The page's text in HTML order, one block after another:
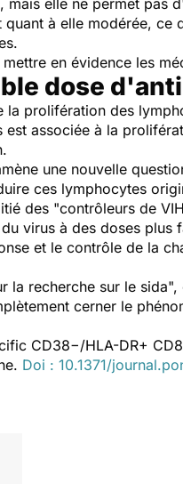
elle ne permet pas
à elle modérée,
en évidence les
dose
la prolifération des
associée à la
une nouvelle
ces lymphocytes
des "contrôleurs de
virus à des doses
et le contrôle de la
la recherche sur le
cerner le
CD38−/HLA-DR+
Doi : 10.1371/